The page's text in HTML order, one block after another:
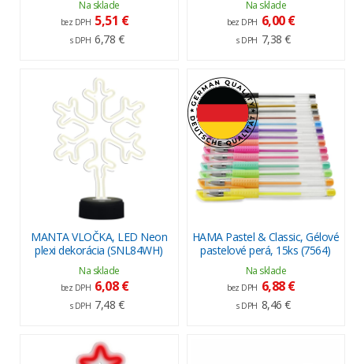
Na sklade
bez DPH 5,51 €
s DPH 6,78 €
Na sklade
bez DPH 6,00 €
s DPH 7,38 €
MANTA VLOČKA, LED Neon
plexi dekorácia (SNL84WH)
Na sklade
bez DPH 6,08 €
s DPH 7,48 €
HAMA Pastel & Classic, Gélové
pastelové perá, 15ks (7564)
Na sklade
bez DPH 6,88 €
s DPH 8,46 €